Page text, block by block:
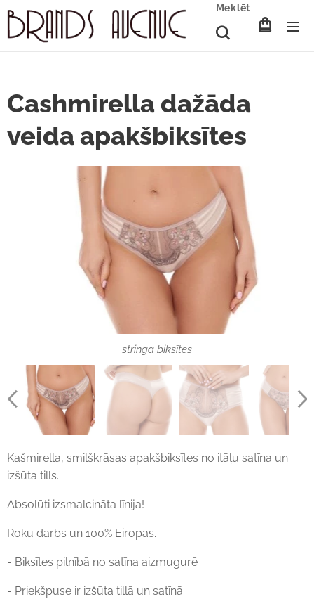
Meklēt
Cashmirella dažāda
veida apakšbiksītes
stringa biksītes
stringa biksītes
paaugstināta vidukļa apakšbiksītes
apakšbiksītes
paaugstināta vidukļa apakšbiksītes
Kašmirella, smilškrāsas apakšbiksītes no itāļu satīna un
izšūta tills.
Absolūti izsmalcināta līnija!
Roku darbs un 100% Eiropas.
- Biksītes pilnībā no satīna aizmugurē
- Priekšpuse ir izšūta tillā un satīnā